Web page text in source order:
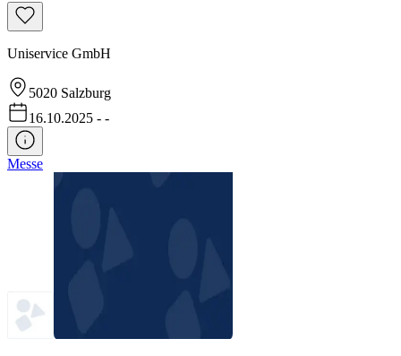
Uniservice GmbH
5020 Salzburg
16.10.2025 - -
Messe